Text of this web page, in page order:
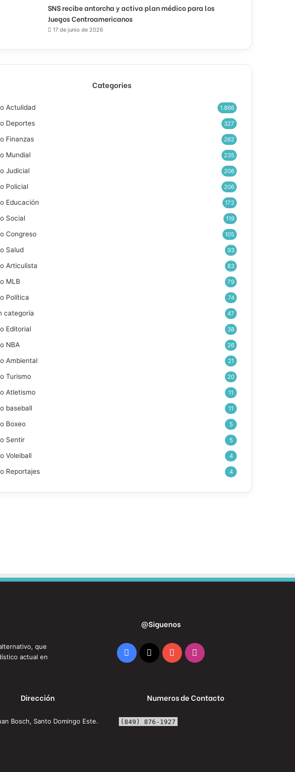
SNS recibe antorcha y activa plan médico para los
Juegos Centroamericanos
17 de junio de 2026
Categories
Actulidad 1.866
Deportes 327
Finanzas 262
Mundial 235
Judicial 206
Policial 206
Educación 172
Social 119
Congreso 105
Salud 93
Articulista 83
MLB 79
Política 74
categoría 47
Editorial 38
NBA 26
Ambiental 21
Turismo 20
Atletismo 11
baseball 11
Boxeo 5
Sentir 5
Voleiball 4
Reportajes 4
que
actual en
@Siguenos
Facebook YouTubeInstagram
Dirección
Bosch, Santo Domingo Este.
Numeros de Contacto
(849) 876-1927